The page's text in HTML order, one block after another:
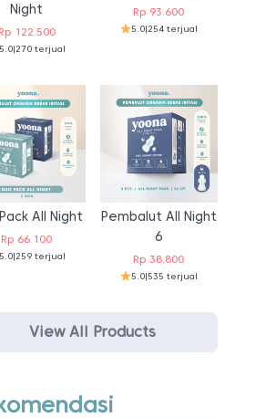
Night
Rp122.500
|270 terjual
Rp 93.600
5.0|254 terjual
All Night
Rp 66.100
|259 terjual
Pembalut All Night
6
Rp 38.800
5.0|535 terjual
View All Products